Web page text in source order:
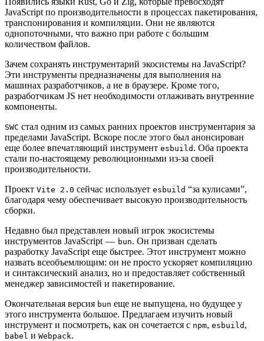
JavaScript по производительности в процессах пакетирования,
транспонирования и компиляции. Они не являются
однопоточными, что важно при работе с большим
количеством файлов.
Зачем сохранять инструментарий экосистемы на JavaScript?
Эти инструменты предназначены для выполнения на
машинах разработчиков, а не в браузере. Кроме того,
разработчикам JS нет необходимости отлаживать внутренние
компоненты.
SWC стал одним из самых ранних проектов инструментария за
пределами JavaScript. Вскоре после этого был анонсирован
еще более впечатляющий инструмент esbuild . Оба проекта
стали по-настоящему революционными из-за своей
производительности.
Проект Vite 2.0 сейчас использует esbuild “за кулисами”,
благодаря чему обеспечивает высокую производительность
сборки.
Недавно был представлен новый игрок экосистемы
инструментов JavaScript — bun. Он призван сделать
разработку JavaScript еще быстрее. Этот инструмент можно
назвать всеобъемлющим: он не просто ускоряет компиляцию
и синтаксический анализ, но и предоставляет собственный
менеджер зависимостей и пакетирование.
Окончательная версия bun еще не выпущена, но будущее у
этого инструмента большое. Предлагаем изучить новый
инструмент и посмотреть, как он сочетается с npm, esbuild ,
babel и Webpack.